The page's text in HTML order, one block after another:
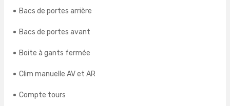
Bacs de portes arrière
Bacs de portes avant
Boite à gants fermée
Clim manuelle AV et AR
Compte tours